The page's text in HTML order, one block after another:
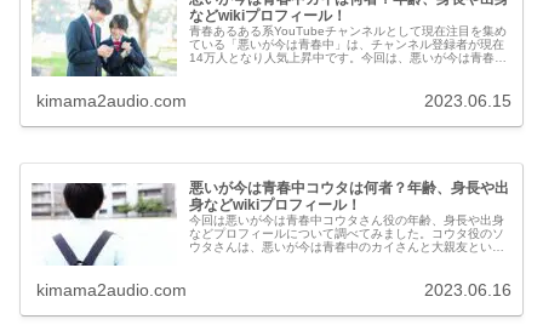
などwikiプロフィール！
青春あるある系YouTubeチャンネルとして現在注目を集め
ている「悪いが今は青春中」は、チャンネル登録者が現在
14万人となり人気上昇中です。今回は、悪いが今は青春中
kimama2audio.com 2023.06.15
悪いが今は青春中コウタは何者？年齢、身長や出
身などwikiプロフィール！
今回は悪いが今は青春中コウタさん役の年齢、身長や出身
などプロフィールについて調べてみました。コウタ役のソ
ウタさんは、悪いが今は青春中のカイさんと大親友という
kimama2audio.com 2023.06.16